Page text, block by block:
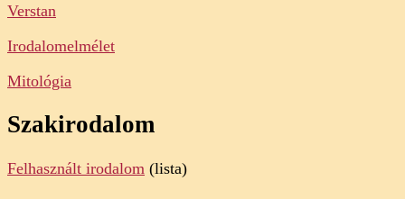
Verstan
Irodalomelmélet
Mitológia
Szakirodalom
Felhasznált irodalom (lista)